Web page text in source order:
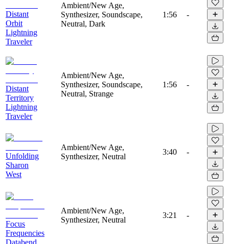
Distant
Orbit
Lightning
Traveler
Ambient/New Age,
Synthesizer, Soundscape,
Neutral, Dark
1:56 -
Distant
Territory
Lightning
Traveler
Ambient/New Age,
Synthesizer, Soundscape,
Neutral, Strange
1:56 -
Unfolding
Sharon
West
Ambient/New Age,
Synthesizer, Neutral
3:40 -
Focus
Frequencies
Databend
Ambient/New Age,
Synthesizer, Neutral
3:21 -